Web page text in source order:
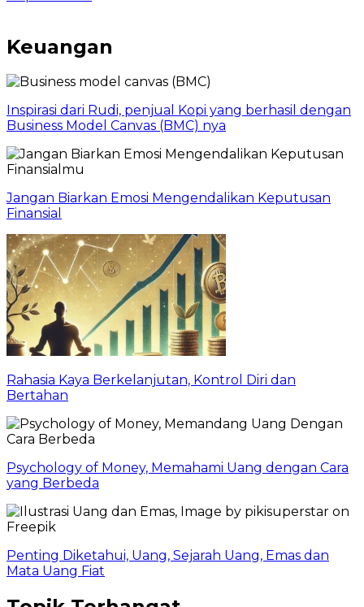
Keuangan
Inspirasi dari Rudi, penjual Kopi yang berhasil dengan
Business Model Canvas (BMC) nya
Jangan Biarkan Emosi Mengendalikan Keputusan
Finansial
Rahasia Kaya Berkelanjutan, Kontrol Diri dan
Bertahan
Psychology of Money, Memahami Uang dengan Cara
yang Berbeda
Penting Diketahui, Uang, Sejarah Uang, Emas dan
Mata Uang Fiat